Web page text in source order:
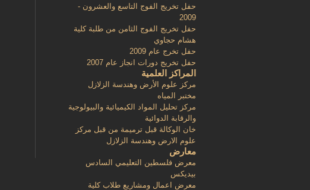
حفل تخريج الفوج التاسع والعشرون -
2009
حفل تخريج الفوج الثامن من طلبة كلية
هشام حجاوي
حفل تخرج عام 2009
حفل تخريج دورات انجاز عام 2007
المراكز العلمية
مركز علوم الأرض وهندسة الزلازل
مختبر المياه
مركز تحليل المواد الكيميائية والبيولوجية
والرقابة الدوائية
خان الوكالة قبل ترميمة من قبل مركز
علوم الارض وهندسة الزلازل
معارض
معرض فلسطين التعليمي السادس
بيديكس
معرض اعمال ومشاريع طلاب كلية